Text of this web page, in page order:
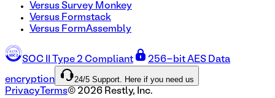
Versus Survey Monkey
Versus Formstack
Versus FormAssembly
SOC II Type 2 Compliant 256-bit AES Data
encryption 24/5 Support. Here if you need us
Privacy Terms© 2026 Restly, Inc.